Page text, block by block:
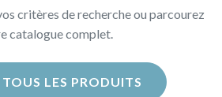
critères de recherche ou parcourez
catalogue complet.
LES PRODUITS